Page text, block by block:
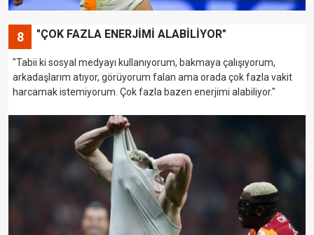
8 "ÇOK FAZLA ENERJİMİ ALABİLİYOR"
"Tabii ki sosyal medyayı kullanıyorum, bakmaya çalışıyorum,
arkadaşlarım atıyor, görüyorum falan ama orada çok fazla vakit
harcamak istemiyorum. Çok fazla bazen enerjimi alabiliyor."